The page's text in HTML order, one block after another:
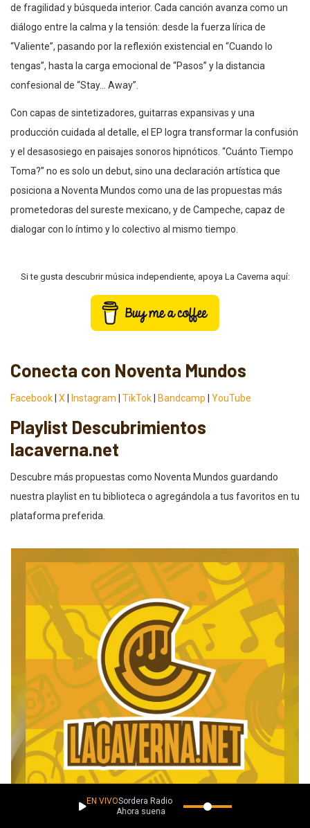
de fragilidad y búsqueda interior. Cada canción avanza como un
diálogo entre la calma y la tensión: desde la fuerza lírica de
“Valiente”, pasando por la reflexión existencial en “Cuando lo
tengas”, hasta la carga emocional de “Pasos” y la distancia
confesional de “Stay… Away”.
Con capas de sintetizadores, guitarras expansivas y una
producción cuidada al detalle, el EP logra transformar la confusión
y el desasosiego en paisajes sonoros hipnóticos. “Cuánto Tiempo
Toma?” no es solo un debut, sino una declaración artística que
posiciona a Noventa Mundos como una de las propuestas más
prometedoras del sureste mexicano, y de Campeche, capaz de
dialogar con lo íntimo y lo colectivo al mismo tiempo.
Si te gusta descubrir música independiente, apoya La Caverna aquí:
Conecta con Noventa Mundos
Facebook X Instagram TikTok Bandcamp YouTube
Playlist Descubrimientos
lacaverna.net
Descubre más propuestas como Noventa Mundos guardando
nuestra playlist en tu biblioteca o agregándola a tus favoritos en tu
plataforma preferida.
EN VIVOSordera Radio
Ahora suena